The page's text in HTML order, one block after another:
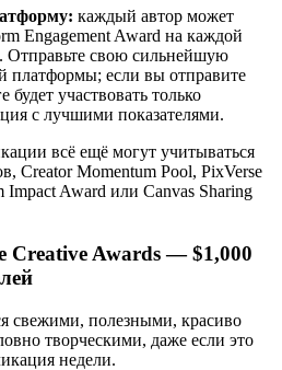
каждый автор может
Engagement Award на каждой
Отправьте свою сильнейшую
платформы; если вы отправите
будет участвовать только
с лучшими показателями.
всё ещё могут учитываться
Creator Momentum Pool, PixVerse
Impact Award или Canvas Sharing
Creative Awards — $1,000
свежими, полезными, красиво
творческими, даже если это
недели.